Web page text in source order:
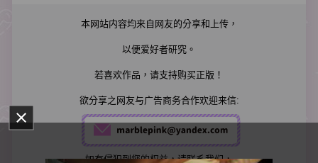
本网站内容均来自网友的分享和上传，
以便爱好者研究。
若喜欢作品，请支持购买正版！
欲分享之网友与广告商务合作欢迎来信:
如有侵犯到您的权益，请联系我们，